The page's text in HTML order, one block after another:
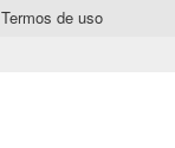
Termos de uso